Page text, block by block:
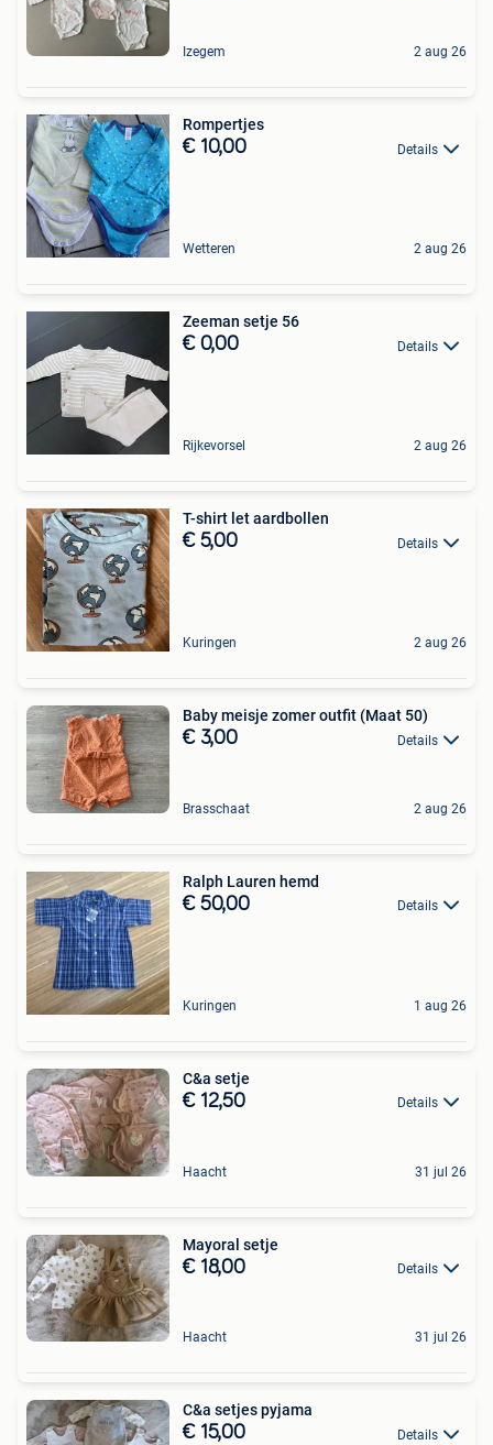
Izegem 2 aug 26
Rompertjes
€ 10,00 Details
Wetteren 2 aug 26
Zeeman setje 56
€ 0,00 Details
Rijkevorsel 2 aug 26
T-shirt let aardbollen
€ 5,00 Details
Kuringen 2 aug 26
Baby meisje zomer outfit (Maat 50)
€ 3,00 Details
Brasschaat 2 aug 26
Ralph Lauren hemd
€ 50,00 Details
Kuringen 1 aug 26
C&a setje
€ 12,50 Details
Haacht 31 jul 26
Mayoral setje
€ 18,00 Details
Haacht 31 jul 26
C&a setjes pyjama
€ 15,00 Details